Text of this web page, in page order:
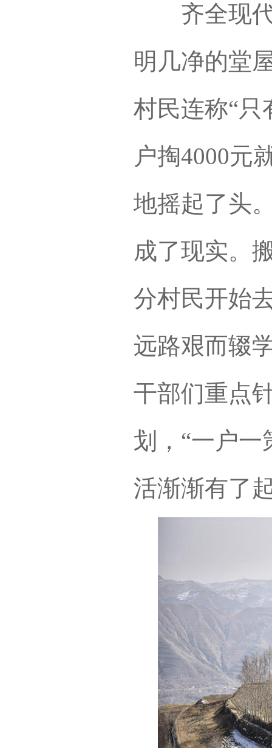
齐全现代
明几净的堂
村民连称“只
户掏4000元
地摇起了头
成了现实。
分村民开始
远路艰而辍
干部们重点
划，“一户一
活渐渐有了